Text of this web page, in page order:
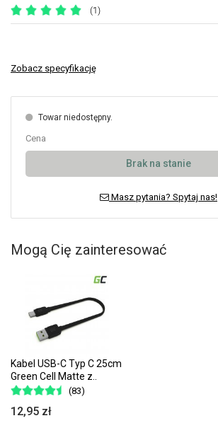
(1)
Zobacz specyfikację
Towar niedostępny.
Cena
Brak na stanie
Masz pytania? Spytaj nas!
Mogą Cię zainteresować
Kabel USB-C Typ C 25cm
Green Cell Matte z..
(83)
12,95 zł